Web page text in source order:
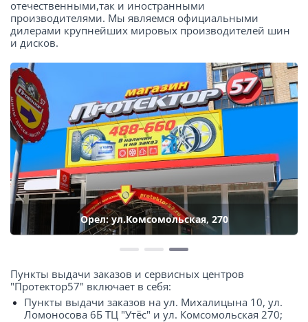
Орел: ул.Комсомольская, 270
отечественными,так и иностранными
производителями. Мы являемся официальными
дилерами крупнейших мировых производителей шин
и дисков.
Пункты выдачи заказов и сервисных центров
"Протектор57" включает в себя:
Пункты выдачи заказов на ул. Михалицына 10, ул.
Ломоносова 6Б ТЦ "Утёс" и ул. Комсомольская 270;